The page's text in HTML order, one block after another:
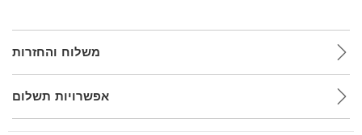
משלוח והחזרות
אפשרויות תשלום